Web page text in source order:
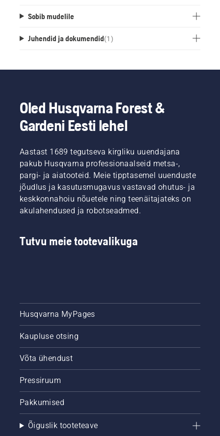
Sobib mudelile
Juhendid ja dokumendid(1 )
Oled Husqvarna Forest &
Gardeni Eesti lehel
Aastast 1689 tegutseva kirgliku uuendajana
pakub Husqvarna professionaalseid metsa-,
pargi- ja aiatooteid. Meie tipptasemel uuenduste
jõudlus ja kasutusmugavus vastavad ohutus- ja
keskkonnahoiu nõuetele ning teenäitajateks on
akulahendused ja robotseadmed.
Tutvu meie tootevalikuga
Husqvarna MyPages
Kaupluse otsing
Võta ühendust
Pressiruum
Pakkumised
Õiguslik tooteteave